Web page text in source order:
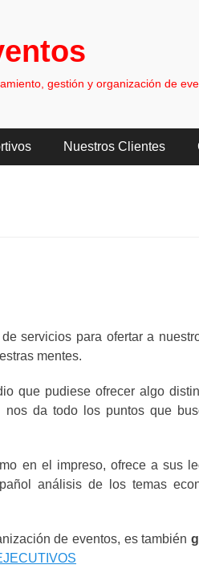
gestión y organización de
Nuestros Clientes
servicios para ofertar a
mentes.
que pudiese ofrecer algo
nos da todo los puntos que
en el impreso, ofrece a sus
análisis de los temas
de eventos, es también